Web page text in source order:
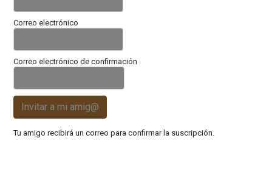
Correo electrónico
Correo electrónico de confirmación
Invitar a mi amig@
Tu amigo recibirá un correo para confirmar la suscripción.